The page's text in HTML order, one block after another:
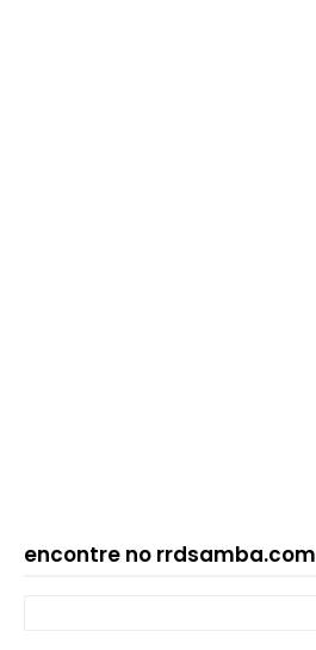
encontre no rrdsamba.com